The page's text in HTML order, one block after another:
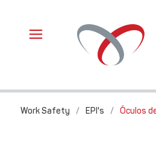
Work Safety / EPI's / Óculos